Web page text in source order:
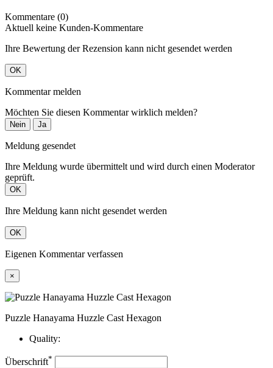
Kommentare (0)
Aktuell keine Kunden-Kommentare
Ihre Bewertung der Rezension kann nicht gesendet werden
OK
Kommentar melden
Möchten Sie diesen Kommentar wirklich melden?
Nein Ja
Meldung gesendet
Ihre Meldung wurde übermittelt und wird durch einen Moderator
geprüft.
OK
Ihre Meldung kann nicht gesendet werden
OK
Eigenen Kommentar verfassen
×
Puzzle Hanayama Huzzle Cast Hexagon
Quality:
Überschrift*